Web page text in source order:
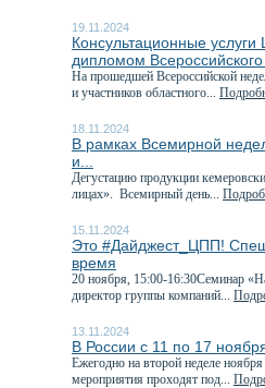
19.11.2024
Консультационные
дипломом
На прошедшей Всероссийской
и участников областного...
18.11.2024
В рамках Всемирной
и...
Дегустацию продукции
лицах». Всемирный день...
15.11.2024
Это #Дайджест_ЦПП!
время
20 ноября, 15:00-16:30Семинар
директор группы компаний...
13.11.2024
В России с 11 по 17
Ежегодно на второй неделе
мероприятия проходят под...